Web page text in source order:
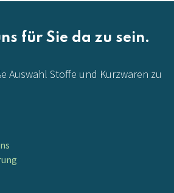
für Sie da zu sein.
Auswahl Stoffe und Kurzwaren zu